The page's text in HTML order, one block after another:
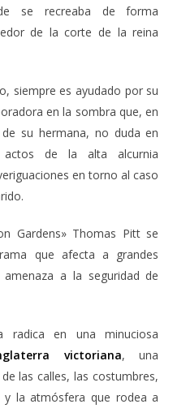
se recreaba de forma
de la corte de la reina
siempre es ayudado por su
en la sombra que, en
su hermana, no duda en
de la alta alcurnia
en torno al caso
Gardens» Thomas Pitt se
que afecta a grandes
a la seguridad de
radica en una minuciosa
victoriana, una
las calles, las costumbres,
la atmósfera que rodea a